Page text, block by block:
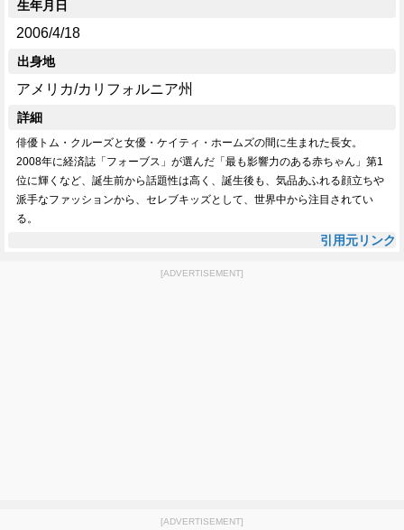
生年月日
2006/4/18
出身地
アメリカ/カリフォルニア州
詳細
俳優トム・クルーズと女優・ケイティ・ホームズの間に生まれた長女。
2008年に経済誌「フォーブス」が選んだ「最も影響力のある赤ちゃん」第1
位に輝くなど、誕生前から話題性は高く、誕生後も、気品あふれる顔立ちや
派手なファッションから、セレブキッズとして、世界中から注目されてい
る。
引用元リンク
[ADVERTISEMENT]
[ADVERTISEMENT]